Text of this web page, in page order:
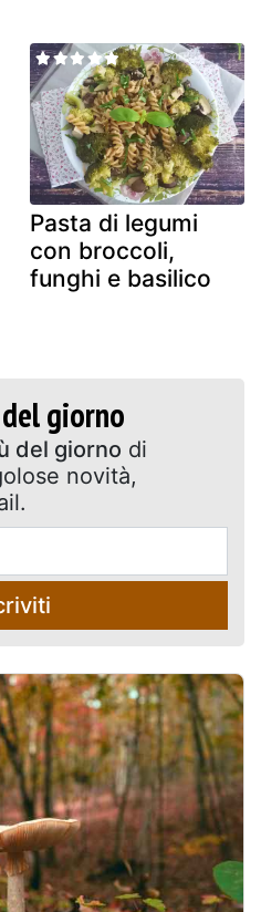
Pasta di legumi
con broccoli,
funghi e basilico
giorno
del giorno di
novità,